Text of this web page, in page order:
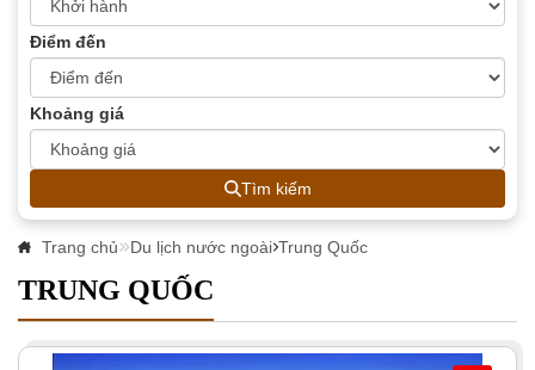
Điểm đến
Khoảng giá
Tìm kiếm
Trang chủ Du lịch nước ngoài Trung Quốc
TRUNG QUỐC